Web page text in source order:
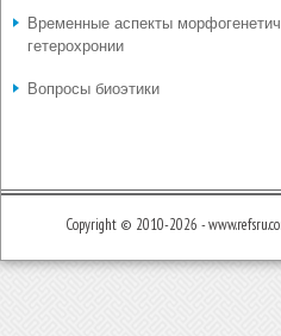
Временные аспекты
гетерохронии
Вопросы биоэтики
Copyright © 2010-2026 -